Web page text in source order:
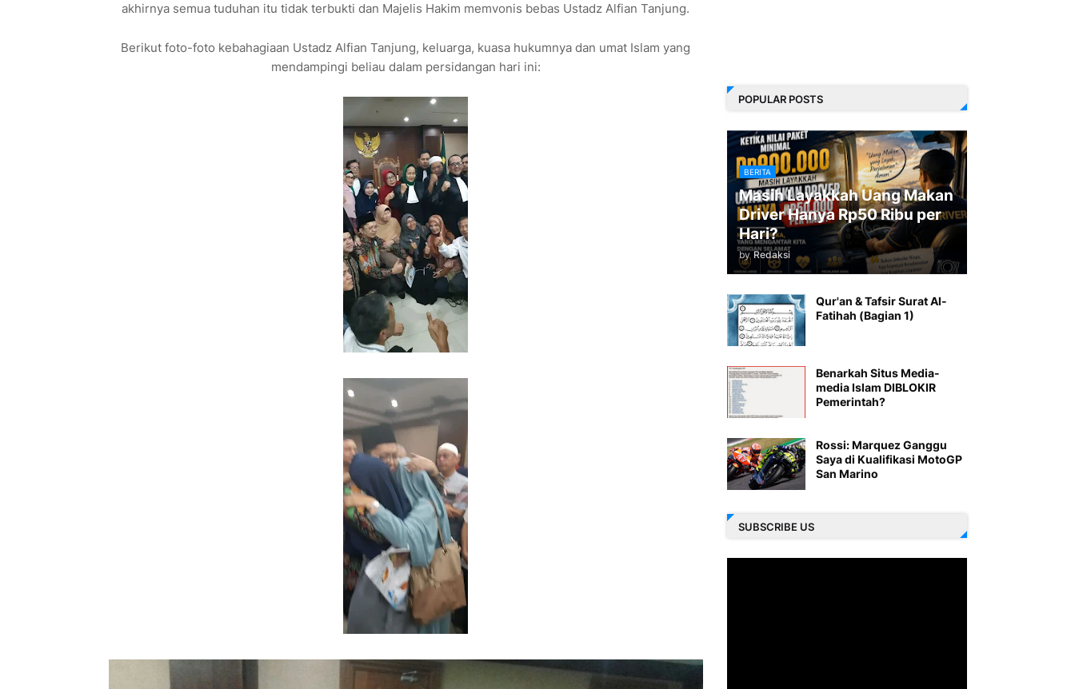
akhirnya semua tuduhan itu tidak terbukti dan Majelis Hakim memvonis bebas Ustadz Alfian Tanjung.
Berikut foto-foto kebahagiaan Ustadz Alfian Tanjung, keluarga, kuasa hukumnya dan umat Islam yang
mendampingi beliau dalam persidangan hari ini:
POPULAR POSTS
BERITA
Masih Layakkah Uang Makan
Driver Hanya Rp50 Ribu per
Hari?
by Redaksi
Qur'an & Tafsir Surat Al-
Fatihah (Bagian 1)
Benarkah Situs Media-
media Islam DIBLOKIR
Pemerintah?
Rossi: Marquez Ganggu
Saya di Kualifikasi MotoGP
San Marino
SUBSCRIBE US